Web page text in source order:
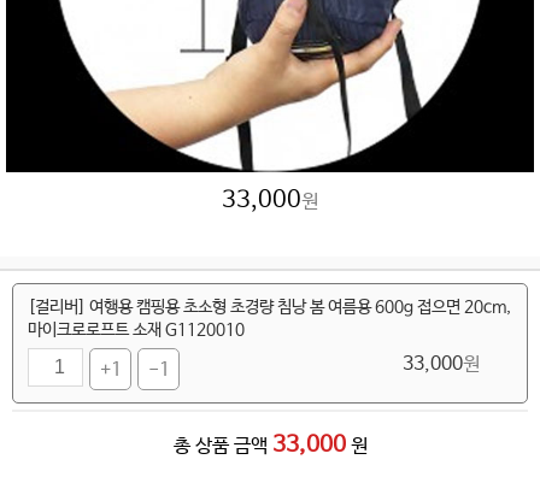
33,000원
[걸리버] 여행용 캠핑용 초소형 초경량 침낭 봄 여름용 600g 접으면 20cm,
마이크로로프트 소재 G1120010
+1 -1 33,000원
총 상품 금액 33,000 원